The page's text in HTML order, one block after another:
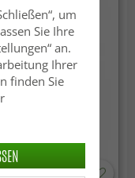
um
Sie Ihre
an.
Ihrer
finden Sie